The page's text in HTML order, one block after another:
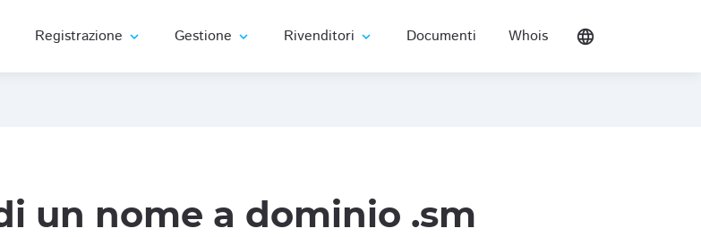
Registrazione expand_more Gestione expand_more Rivenditori expand_more Documenti Whois language
un nome a dominio .sm